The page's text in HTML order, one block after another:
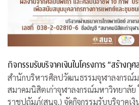
กิจกรรมรับบริจาคเงินในโครงการ “สร้างกุ
สำนักบริหารศิลปวัฒนธรรมจุฬาลงกรณ์
สมาคมนิสิตเก่าจุฬาลงกรณ์มหาวิทยาลัย
ราชูปถัมภ์(สนจ.) จัดกิจกรรมรับบริจาคเงิ